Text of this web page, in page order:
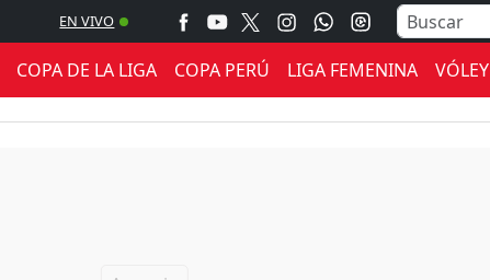
EN VIVO
COPA DE LA LIGA COPA PERÚ LIGA FEMENINA VÓLEY